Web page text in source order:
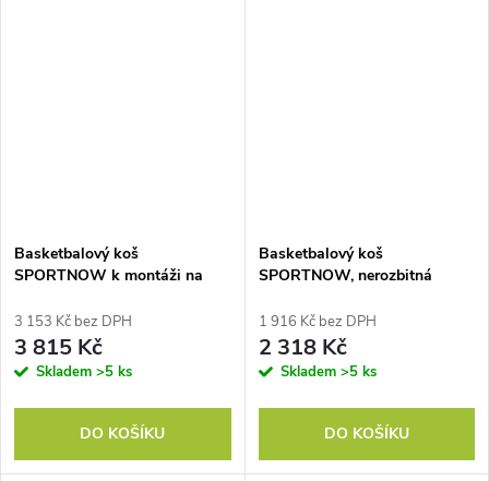
Basketbalový koš
SPORTNOW k montáži na
nerozbitný zadní panel, černý
3 153 Kč bez DPH
3 815 Kč
Skladem >5 ks
DO KOŠÍKU
Basketbalový koš
SPORTNOW, nerozbitná
pro vnitřní i venkovní použití,
ocelový rám, černý
1 916 Kč bez DPH
2 318 Kč
Skladem >5 ks
DO KOŠÍKU